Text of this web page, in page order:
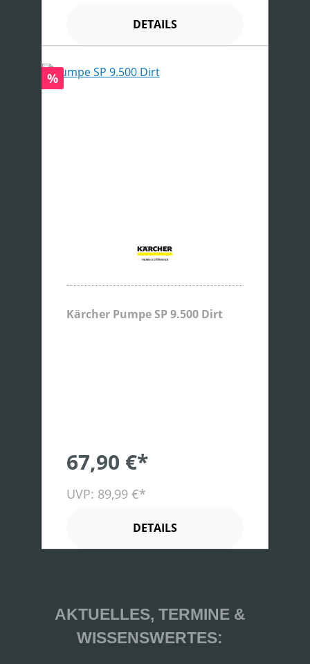
DETAILS
Rabatt
%
Kärcher Pumpe SP 9.500 Dirt
67,90 €*
UVP: 89,99 €*
DETAILS
AKTUELLES, TERMINE &
WISSENSWERTES: